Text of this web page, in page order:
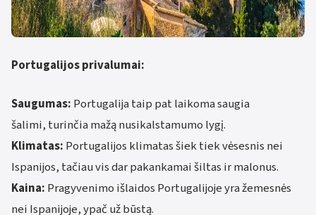
Portugalijos privalumai:
Saugumas: Portugalija taip pat laikoma saugia
šalimi, turinčia mažą nusikalstamumo lygį.
Klimatas: Portugalijos klimatas šiek tiek vėsesnis nei
Ispanijos, tačiau vis dar pakankamai šiltas ir malonus.
Kaina: Pragyvenimo išlaidos Portugalijoje yra žemesnės
nei Ispanijoje, ypač už būstą.